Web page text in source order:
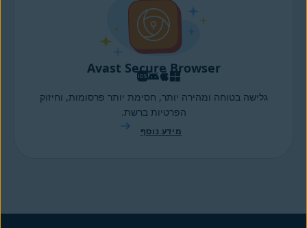
Avast Secure Browser
גלישה בטוחה ומהירה יותר, חסימת יותר פרסומות, וחיזוק
הפרטיות ברשת.
מידע נוסף